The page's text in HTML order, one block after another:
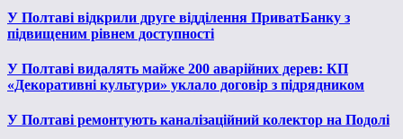
У Полтаві відкрили друге відділення ПриватБанку з
підвищеним рівнем доступності
У Полтаві видалять майже 200 аварійних дерев: КП
«Декоративні культури» уклало договір з підрядником
У Полтаві ремонтують каналізаційний колектор на Подолі